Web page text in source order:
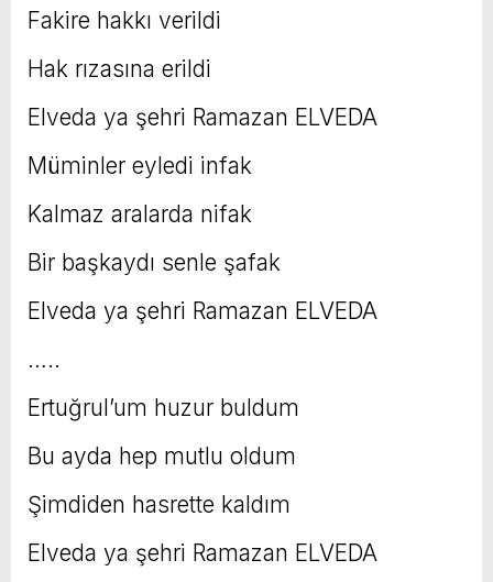
Fakire hakkı verildi
Hak rızasına erildi
Elveda ya şehri Ramazan ELVEDA
Müminler eyledi infak
Kalmaz aralarda nifak
Bir başkaydı senle şafak
Elveda ya şehri Ramazan ELVEDA
…..
Ertuğrul’um huzur buldum
Bu ayda hep mutlu oldum
Şimdiden hasrette kaldım
Elveda ya şehri Ramazan ELVEDA